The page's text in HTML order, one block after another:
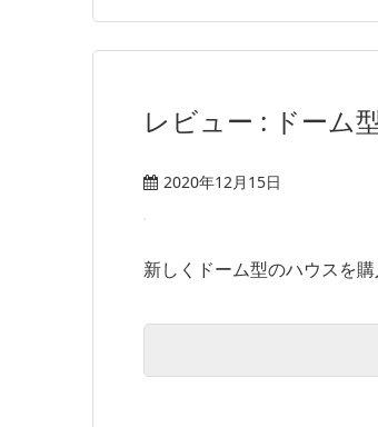
レビュー : ドーム
2020年12月15日
新しくドーム型のハウスを